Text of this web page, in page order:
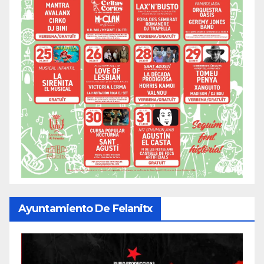
Ayuntamiento De Felanitx